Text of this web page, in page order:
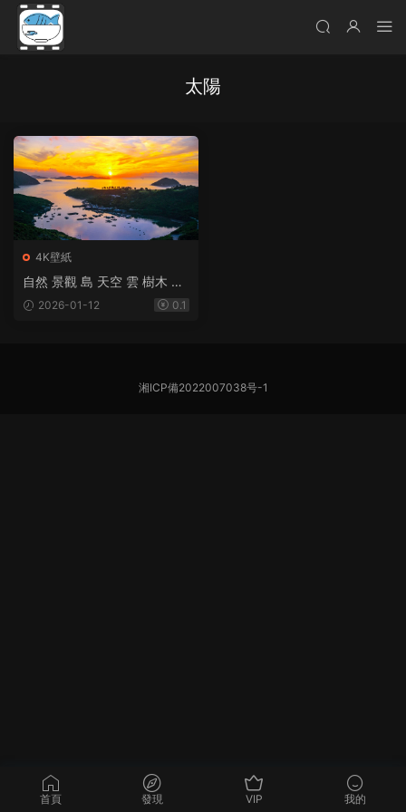
太陽
4K壁紙
自然 景觀 島 天空 雲 樹木 植
物 碼頭 船 路 遠景 太陽 地平
2026-01-12 0.1
湘ICP備2022007038号-1
首頁 發現 VIP 我的